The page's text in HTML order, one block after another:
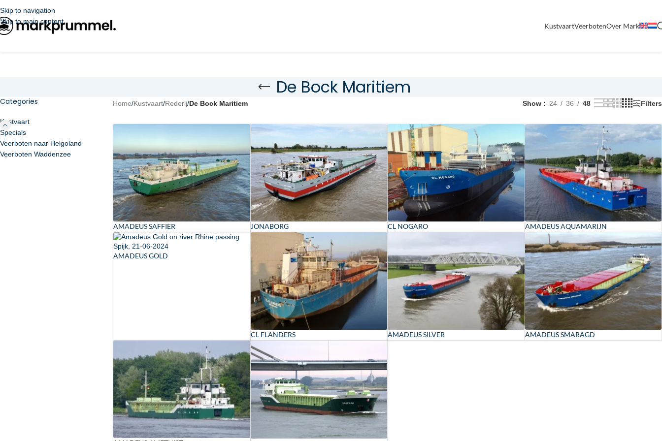
Skip to navigation
Skip to main content
KustvaartVeerbotenOver Mark
De Bock Maritiem
Categories
Kustvaart
Specials
Veerboten naar Helgoland
Veerboten Waddenzee
Home/Kustvaart/Rederij/De Bock Maritiem Show 24 36 48 Filters
AMADEUS SAFFIER JONABORG CL NOGARO AMADEUS AQUAMARIJN
AMADEUS GOLD
CL FLANDERS AMADEUS SILVER AMADEUS SMARAGD